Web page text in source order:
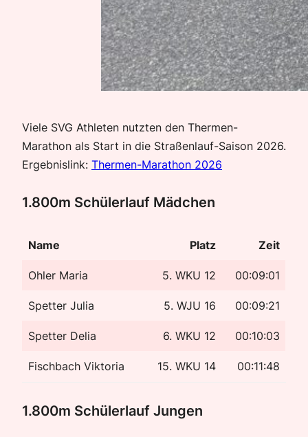
Viele SVG Athleten nutzten den Thermen-
Marathon als Start in die Straßenlauf-Saison 2026.
Ergebnislink: Thermen-Marathon 2026
1.800m Schülerlauf Mädchen
Name Platz Zeit
Ohler Maria 5. WKU 12 00:09:01
Spetter Julia 5. WJU 16 00:09:21
Spetter Delia 6. WKU 12 00:10:03
Fischbach Viktoria 15. WKU 14 00:11:48
1.800m Schülerlauf Jungen